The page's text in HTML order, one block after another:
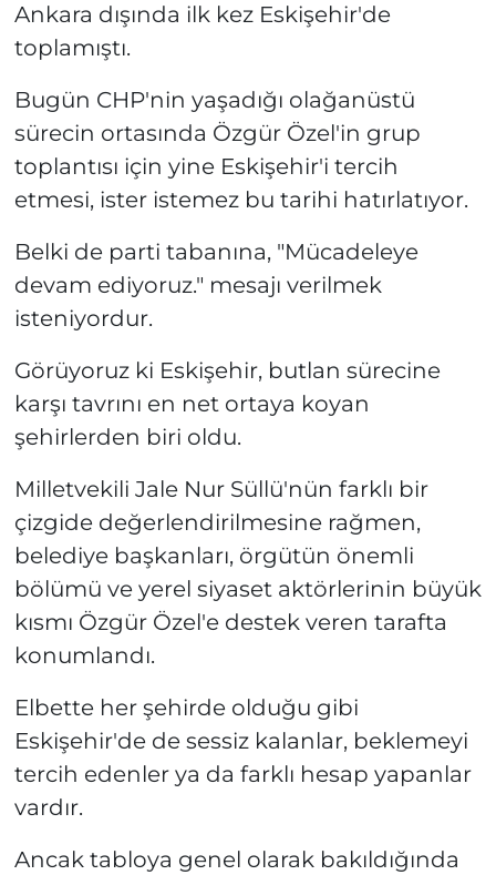
Ankara dışında ilk kez Eskişehir'de
toplamıştı.
Bugün CHP'nin yaşadığı olağanüstü
sürecin ortasında Özgür Özel'in grup
toplantısı için yine Eskişehir'i tercih
etmesi, ister istemez bu tarihi hatırlatıyor.
Belki de parti tabanına, "Mücadeleye
devam ediyoruz." mesajı verilmek
isteniyordur.
Görüyoruz ki Eskişehir, butlan sürecine
karşı tavrını en net ortaya koyan
şehirlerden biri oldu.
Milletvekili Jale Nur Süllü'nün farklı bir
çizgide değerlendirilmesine rağmen,
belediye başkanları, örgütün önemli
bölümü ve yerel siyaset aktörlerinin büyük
kısmı Özgür Özel'e destek veren tarafta
konumlandı.
Elbette her şehirde olduğu gibi
Eskişehir'de de sessiz kalanlar, beklemeyi
tercih edenler ya da farklı hesap yapanlar
vardır.
Ancak tabloya genel olarak bakıldığında